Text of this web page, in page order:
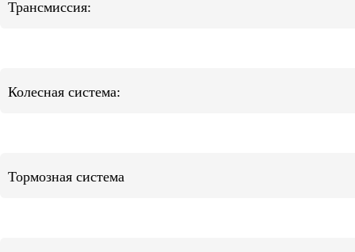
Трансмиссия:
Колесная система:
Тормозная система